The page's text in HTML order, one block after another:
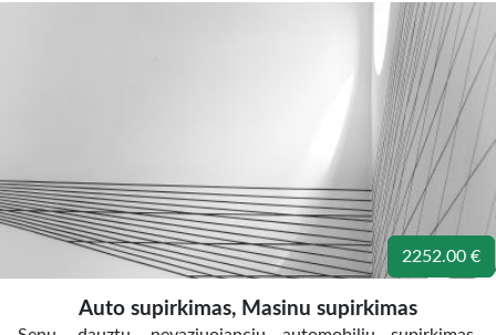
2252.00 €
Auto supirkimas, Masinu supirkimas